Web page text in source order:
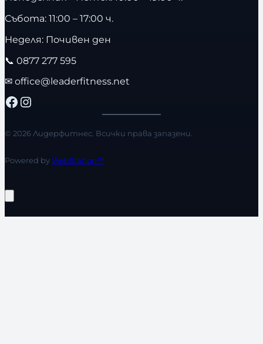
Събота: 11:00 – 17:00 ч.
Неделя: Почивен ден
📞 0877 277 595
✉ office@leaderfitness.net
Facebook Instagram
© 2026 Лидерфитнес. Всички права запазени.
Powered byWebStation™